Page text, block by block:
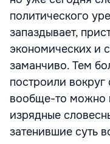
политического
запаздывает,
экономических и
заманчиво. Тем
построили
вообще-то можно
изрядные
затенившие суть